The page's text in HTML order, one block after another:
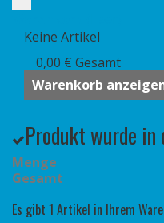
Keine Artikel
0,00 € Gesamt
Warenkorb
Produkt wurde
Menge
Gesamt
Es gibt 1 Artikel in Ihrem